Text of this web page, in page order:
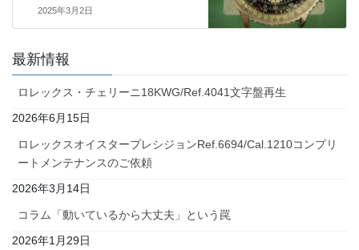
2025年3月2日
最新情報
ロレックス・チェリーニ18KWG/Ref.4041文字盤再生
2026年6月15日
ロレックスオイスタープレシジョンRef.6694/Cal.1210コンプリ
ートメンテナンスのご依頼
2026年3月14日
コラム「動いているから大丈夫」という罠
2026年1月29日